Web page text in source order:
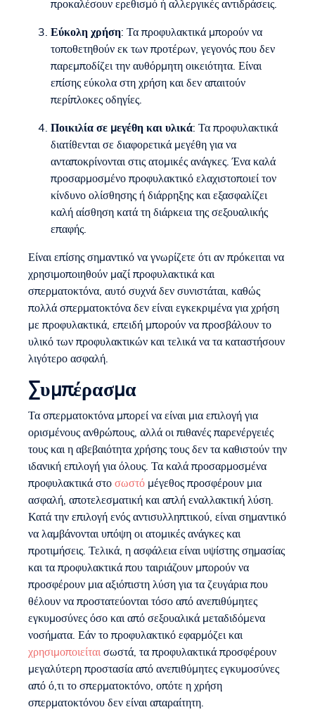
προκαλέσουν ερεθισμό ή αλλεργικές αντιδράσεις.
Εύκολη χρήση: Τα προφυλακτικά μπορούν να
τοποθετηθούν εκ των προτέρων, γεγονός που δεν
παρεμποδίζει την αυθόρμητη οικειότητα. Είναι
επίσης εύκολα στη χρήση και δεν απαιτούν
περίπλοκες οδηγίες.
Ποικιλία σε μεγέθη και υλικά: Τα προφυλακτικά
διατίθενται σε διαφορετικά μεγέθη για να
ανταποκρίνονται στις ατομικές ανάγκες. Ένα καλά
προσαρμοσμένο προφυλακτικό ελαχιστοποιεί τον
κίνδυνο ολίσθησης ή διάρρηξης και εξασφαλίζει
καλή αίσθηση κατά τη διάρκεια της σεξουαλικής
επαφής.
Είναι επίσης σημαντικό να γνωρίζετε ότι αν πρόκειται να
χρησιμοποιηθούν μαζί προφυλακτικά και
σπερματοκτόνα, αυτό συχνά δεν συνιστάται, καθώς
πολλά σπερματοκτόνα δεν είναι εγκεκριμένα για χρήση
με προφυλακτικά, επειδή μπορούν να προσβάλουν το
υλικό των προφυλακτικών και τελικά να τα καταστήσουν
λιγότερο ασφαλή.
Συμπέρασμα
Τα σπερματοκτόνα μπορεί να είναι μια επιλογή για
ορισμένους ανθρώπους, αλλά οι πιθανές παρενέργειές
τους και η αβεβαιότητα χρήσης τους δεν τα καθιστούν την
ιδανική επιλογή για όλους. Τα καλά προσαρμοσμένα
προφυλακτικά στοσωστό μέγεθος προσφέρουν μια
ασφαλή, αποτελεσματική και απλή εναλλακτική λύση.
Κατά την επιλογή ενός αντισυλληπτικού, είναι σημαντικό
να λαμβάνονται υπόψη οι ατομικές ανάγκες και
προτιμήσεις. Τελικά, η ασφάλεια είναι υψίστης σημασίας
και τα προφυλακτικά που ταιριάζουν μπορούν να
προσφέρουν μια αξιόπιστη λύση για τα ζευγάρια που
θέλουν να προστατεύονται τόσο από ανεπιθύμητες
εγκυμοσύνες όσο και από σεξουαλικά μεταδιδόμενα
νοσήματα. Εάν το προφυλακτικό εφαρμόζει και
χρησιμοποιείταισωστά, τα προφυλακτικά προσφέρουν
μεγαλύτερη προστασία από ανεπιθύμητες εγκυμοσύνες
από ό,τι το σπερματοκτόνο, οπότε η χρήση
σπερματοκτόνου δεν είναι απαραίτητη.